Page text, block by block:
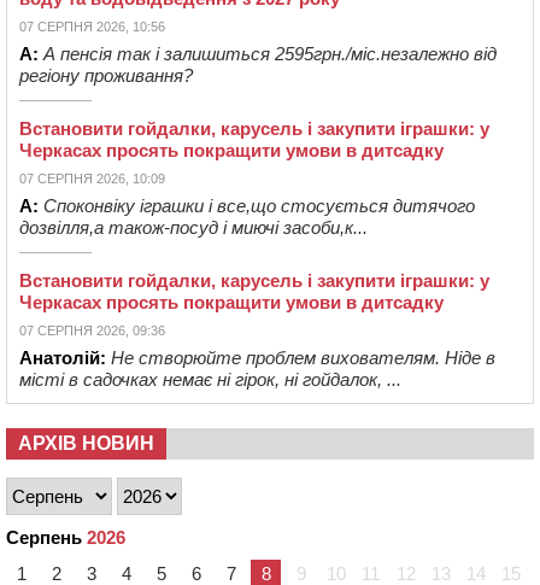
07 СЕРПНЯ 2026, 10:56
А: А пенсія так і залишиться 2595грн./міс.незалежно від
регіону проживання?
Встановити гойдалки, карусель і закупити іграшки: у
Черкасах просять покращити умови в дитсадку
07 СЕРПНЯ 2026, 10:09
А: Споконвіку іграшки і все,що стосується дитячого
дозвілля,а також-посуд і миючі засоби,к...
Встановити гойдалки, карусель і закупити іграшки: у
Черкасах просять покращити умови в дитсадку
07 СЕРПНЯ 2026, 09:36
Анатолій: Не створюйте проблем вихователям. Ніде в
місті в садочках немає ні гірок, ні гойдалок, ...
АРХІВ НОВИН
Серпень 2026
1
2 3 4 5 6 7 8 9 10 11 12 13 14
15